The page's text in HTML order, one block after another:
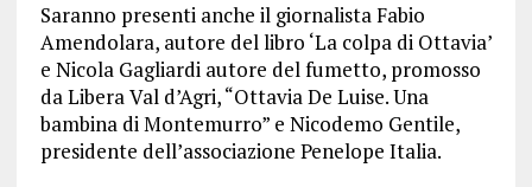
Saranno presenti anche il giornalista Fabio
Amendolara, autore del libro ‘La colpa di Ottavia’
e Nicola Gagliardi autore del fumetto, promosso
da Libera Val d’Agri, “Ottavia De Luise. Una
bambina di Montemurro” e Nicodemo Gentile,
presidente dell’associazione Penelope Italia.